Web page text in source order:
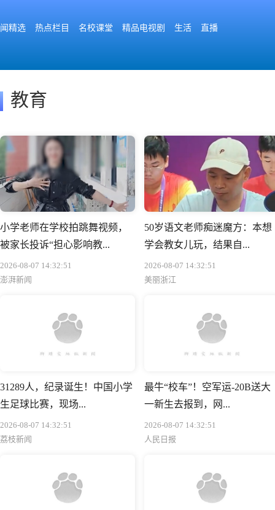
精选 热点栏目 名校课堂 精品电视剧 生活 直播
教育
小学老师在学校拍跳舞视频，
被家长投诉“担心影响教...
2026-08-07 14:32:51
澎湃新闻
50岁语文老师痴迷魔方：本想
学会教女儿玩，结果自...
2026-08-07 14:32:51
美丽浙江
31289人，纪录诞生！中国小学
生足球比赛，现场...
2026-08-07 14:32:51
荔枝新闻
最牛“校车”！空军运-20B送大
一新生去报到，网...
2026-08-07 14:32:51
人民日报